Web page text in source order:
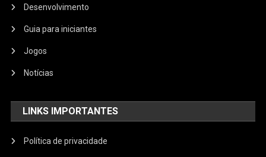
Desenvolvimento
Guia para iniciantes
Jogos
Notícias
LINKS IMPORTANTES
Política de privacidade